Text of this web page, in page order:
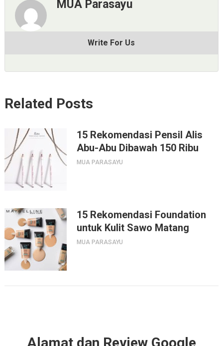
MUA Parasayu
Write For Us
Related Posts
15 Rekomendasi Pensil Alis
Abu-Abu Dibawah 150 Ribu
MUA PARASAYU
15 Rekomendasi Foundation
untuk Kulit Sawo Matang
MUA PARASAYU